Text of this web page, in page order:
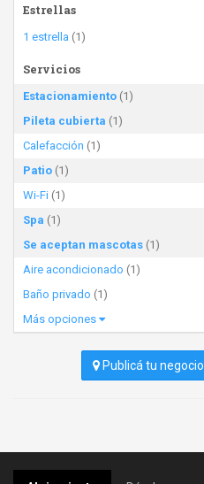
Estrellas
1 estrella (1)
Servicios
Estacionamiento (1)
Pileta cubierta (1)
Calefacción (1)
Patio (1)
Wi-Fi (1)
Spa (1)
Se aceptan mascotas (1)
Aire acondicionado (1)
Baño privado (1)
Más opciones
Publicá tu negocio